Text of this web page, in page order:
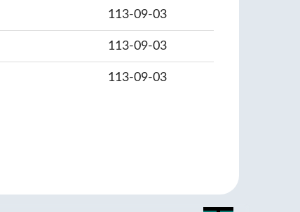
113-09-03
113-09-03
113-09-03